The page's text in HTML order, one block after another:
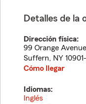
Detalles de la
Dirección física:
99 Orange Avenue
Suffern, NY
Cómo llegar
Idiomas:
Inglés